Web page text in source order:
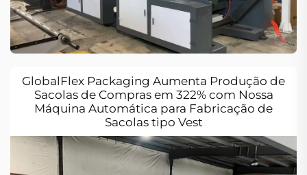
GlobalFlex Packaging Aumenta Produção de
Sacolas de Compras em 322% com Nossa
Máquina Automática para Fabricação de
Sacolas tipo Vest